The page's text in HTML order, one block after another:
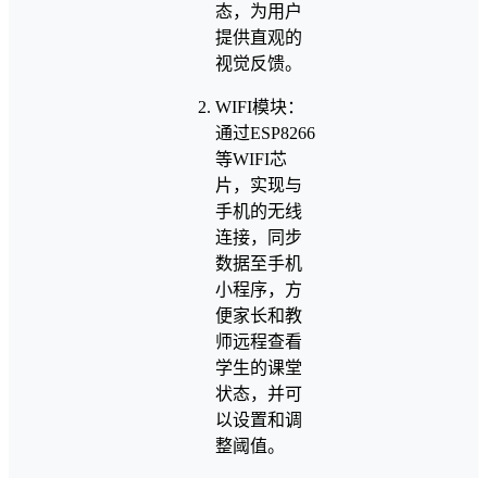
态，为用户
提供直观的
视觉反馈。
WIFI模块：
通过ESP8266
等WIFI芯
片，实现与
手机的无线
连接，同步
数据至手机
小程序，方
便家长和教
师远程查看
学生的课堂
状态，并可
以设置和调
整阈值。